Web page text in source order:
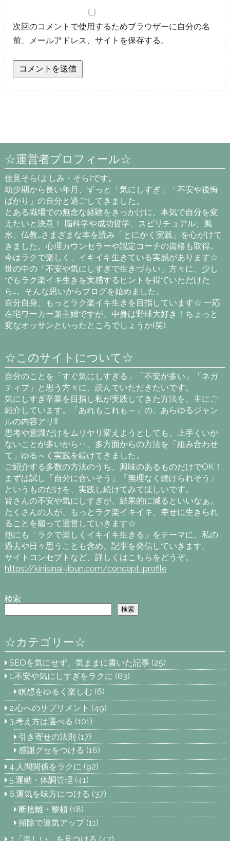
次回のコメントで使用するためブラウザーに自分の名
前、メールアドレス、サイトを保存する。
☆運営者プロフィール☆
佳見そら(よしみ・そら)です。
幼少期から長い年月、ずっと「気にしすぎ」「不安や後悔
ばかり」の自分と過ごしてきました。
とある職場での無念な経験をきっかけに、本気で自分を変
えたいと決意！ 脳科学や成功哲学、スピリチュアル、風
水、仏教…さまざまな本を読み「とにかく実践」を心がけて
きました。心理カウンセラーや認定コーチの資格も取得。
今はラクで楽しく、イキイキ生きている実感があります☆
世の中の「不安や気にしすぎで生きづらい」方々に、少し
でもラク楽イキ生きを実感するヒントを得ていただけた
ら…。そんな思いからブログを始めました。
自分自身、もっとラク楽イキ生きを目指しています☆ 一応
在宅ワーカー兼主婦ですが、中身は野球大好き！ちょっと
変なオッサンといったところでしょうか(笑)
☆このサイトについて☆
自分のことを「すぐ気にしすぎる」「不安が多い」「ネガ
ティブ」と思う方々に、読んでいただきたいです。
気にしすぎ卒業を目指し私が実践してきた方法を、主にご
紹介しています。「あれもこれも～」の、あらゆるジャン
ルの内容アリ‼
思考や意識だけをムリヤリ変えようとしても、上手くいか
ないことが多いから‥。多方面からの方法を「組み合わせ
て」ゆる～く実践を続けてきました。
ご紹介する多数の方法のうち、興味のあるものだけでOK！
まずは試し「自分に合いそう」「無理なく続けられそう」
というものだけを、実践し続けてみてほしいです。
皆さんの不安や気にしすぎが、結果的に減るといいなぁ。
たくさんの人が、もっとラク楽イキイキ、幸せに生きられ
ることを願って運営していきます☆
他にも「ラクで楽しくイキイキ生きる」をテーマに、私の
過去や日々思うことも含め、記事を発信していきます。
サイトコンセプトなど、詳しくはこちらをどうぞ。
https://kinisinai-jibun.com/concept-profile
検索
検索
☆カテゴリー☆
SEOを気にせず、気ままに書いた記事 (25)
1.不安や気にしすぎをラクに (63)
瞑想をゆるく楽しむ (6)
2.心へのサプリメント (49)
3.考え方は選べる (101)
引き寄せの法則 (17)
感謝グセをつける (16)
4.人間関係をラクに (92)
5.運動・体調管理 (41)
6.運気を味方につける (37)
断捨離・整頓(18)
掃除で運気アップ(11)